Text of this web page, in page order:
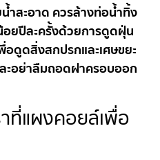
ำสะอาด ควรล้างท่อน้ำทิ้ง
ยปีละครั้งด้วยการดูดฝุ่น
อดูดสิ่งสกปรกและเศษขยะ
อย่าลืมถอดฝาครอบออก
ที่แผงคอยล์เพื่อ